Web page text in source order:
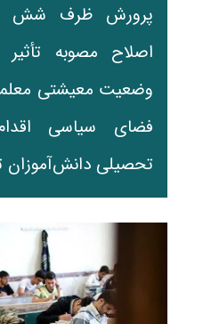
پرورش ظرف شش
اصلاح مصوبه
وضعیت معیشتی
فضای سیاسی
تحصیلی